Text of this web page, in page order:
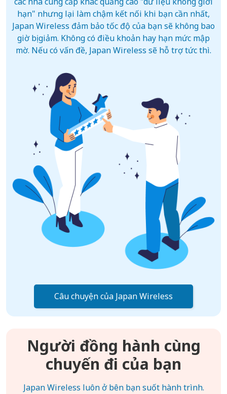
hạn" nhưng lại làm chậm kết nối khi bạn cần nhất,
Japan Wireless đảm bảo tốc độ của bạn sẽ không bao
giờ bị giảm. Không có điều khoản hay hạn mức mập
mờ. Nếu có vấn đề, Japan Wireless sẽ hỗ trợ tức thì.
Câu chuyện của Japan Wireless
Người đồng hành cùng
chuyến đi của bạn
Japan Wireless luôn ở bên bạn suốt hành trình.